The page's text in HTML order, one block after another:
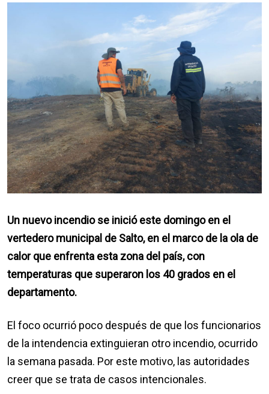
Un nuevo incendio se inició este domingo en el
vertedero municipal de Salto, en el marco de la ola de
calor que enfrenta esta zona del país, con
temperaturas que superaron los 40 grados en el
departamento.
El foco ocurrió poco después de que los funcionarios
de la intendencia extinguieran otro incendio, ocurrido
la semana pasada. Por este motivo, las autoridades
creer que se trata de casos intencionales.